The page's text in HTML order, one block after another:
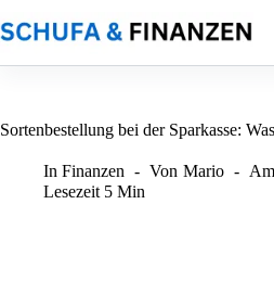
Inhalt
springen
Sortenbestellung bei der Sparkasse:
In Finanzen Von Mario Am
Lesezeit 5 Min